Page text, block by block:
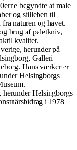
begyndte at male
og stilleben til
naturen og havet.
brug af paletkniv,
kvalitet.
herunder på
Galleri
Hans værker er
Helsingborgs
herunder Helsingborgs
i 1978